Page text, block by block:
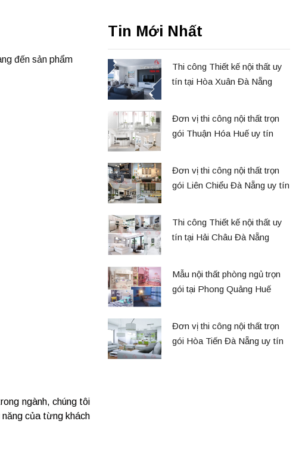
đến sản phẩm
ngành, chúng tôi
của từng khách
Tin Mới Nhất
Thi công Thiết kế nội thất uy
tín tại Hòa Xuân Đà Nẵng
Đơn vị thi công nội thất trọn
gói Thuận Hóa Huế uy tín
Đơn vị thi công nội thất trọn
gói Liên Chiểu Đà Nẵng uy tín
Thi công Thiết kế nội thất uy
tín tại Hải Châu Đà Nẵng
Mẫu nội thất phòng ngủ trọn
gói tại Phong Quảng Huế
Đơn vị thi công nội thất trọn
gói Hòa Tiến Đà Nẵng uy tín